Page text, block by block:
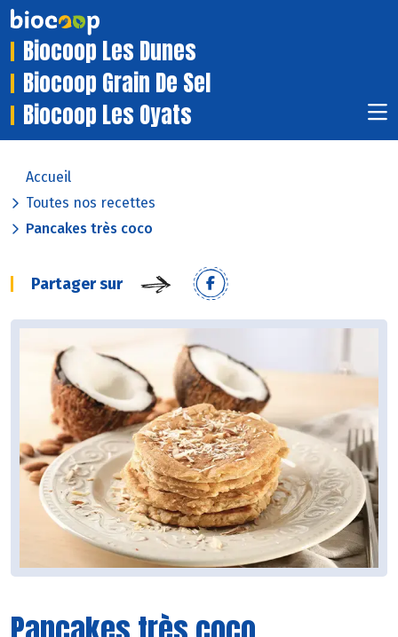
Biocoop Les Dunes
Biocoop Grain De Sel
Biocoop Les Oyats
Accueil
Toutes nos recettes
Pancakes très coco
Partager sur